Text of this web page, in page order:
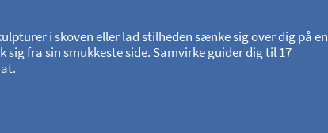
i skoven eller lad stilheden sænke sig over dig på en
fra sin smukkeste side. Samvirke guider dig til 17